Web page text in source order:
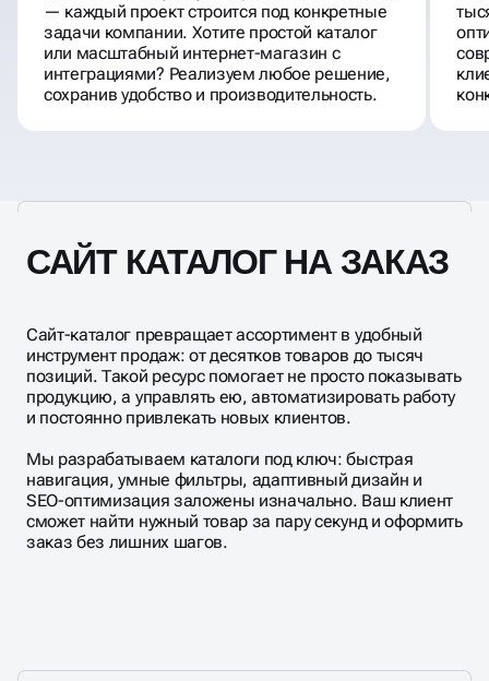
— каждый проект строится под конкретные
задачи компании. Хотите простой каталог
или масштабный интернет-магазин с
интеграциями? Реализуем любое решение,
сохранив удобство и производительность.
САЙТ КАТАЛОГ НА ЗАКАЗ
Сайт-каталог превращает ассортимент в удобный
инструмент продаж: от десятков товаров до тысяч
позиций. Такой ресурс помогает не просто показывать
продукцию, а управлять ею, автоматизировать работу
и постоянно привлекать новых клиентов.
Мы разрабатываем каталоги под ключ: быстрая
навигация, умные фильтры, адаптивный дизайн и
SEO-оптимизация заложены изначально. Ваш клиент
сможет найти нужный товар за пару секунд и оформить
заказ без лишних шагов.